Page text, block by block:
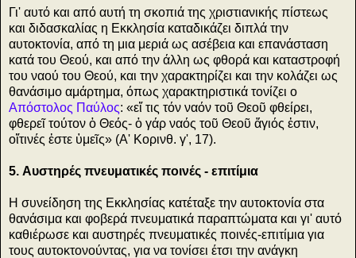
Γι' αυτό και από αυτή τη σκοπιά της χριστιανικής πίστεως
και διδασκαλίας η Εκκλησία καταδικάζει διπλά την
αυτοκτονία, από τη μια μεριά ως ασέβεια και επανάσταση
κατά του Θεού, και από την άλλη ως φθορά και καταστροφή
του ναού του Θεού, και την χαρακτηρίζει και την κολάζει ως
θανάσιμο αμάρτημα, όπως χαρακτηριστικά τονίζει ο
Απόστολος Παύλος: «εἴ τις τόν ναόν τοῦ Θεοῦ φθείρει,
φθερεῖ τούτον ὁ Θεός- ὁ γάρ ναός τοῦ Θεοῦ ἅγιός ἐστιν,
οἵτινές ἐστε ὑμεῖς» (Α' Κορινθ. γ', 17).
5. Αυστηρές πνευματικές ποινές - επιτίμια
Η συνείδηση της Εκκλησίας κατέταξε την αυτοκτονία στα
θανάσιμα και φοβερά πνευματικά παραπτώματα και γι' αυτό
καθιέρωσε και αυστηρές πνευματικές ποινές-επιτίμια για
τους αυτοκτονούντας, για να τονίσει έτσι την ανάγκη